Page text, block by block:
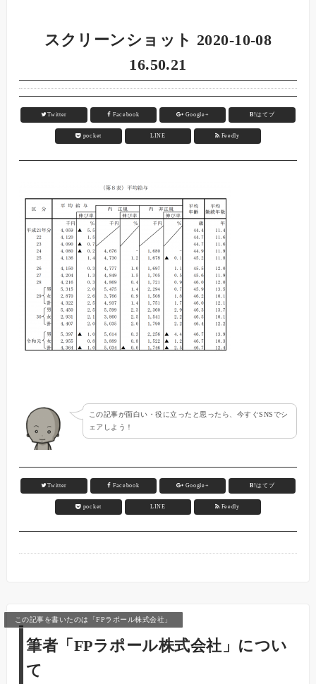
スクリーンショット 2020-10-08
16.50.21
Twitter Facebook Google+ B!はてブ
pocket LINE Feedly
この記事が面白い・役に立ったと思ったら、今すぐSNSでシ
ェアしよう！
Twitter Facebook Google+ B!はてブ
pocket LINE Feedly
この記事を書いたのは「FPラポール株式会社」
筆者「FPラポール株式会社」につい
て